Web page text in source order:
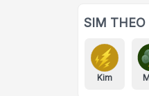
SIM
Kim